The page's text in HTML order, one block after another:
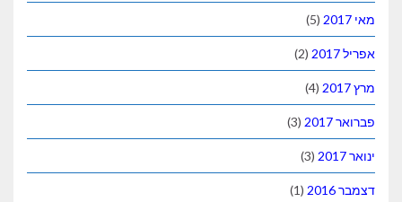
מאי 2017 (5)
אפריל 2017 (2)
מרץ 2017 (4)
פברואר 2017 (3)
ינואר 2017 (3)
דצמבר 2016 (1)